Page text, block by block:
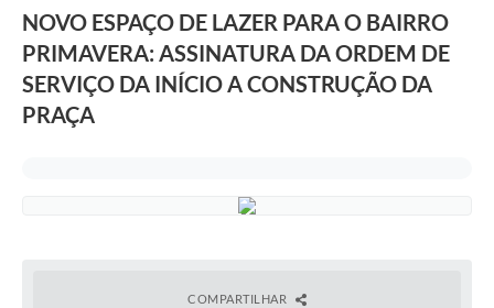
NOVO ESPAÇO DE LAZER PARA O BAIRRO
PRIMAVERA: ASSINATURA DA ORDEM DE
SERVIÇO DA INÍCIO A CONSTRUÇÃO DA
PRAÇA
COMPARTILHAR